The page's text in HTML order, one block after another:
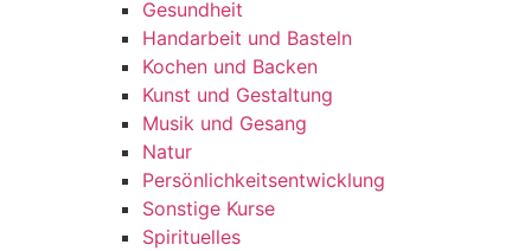
Gesundheit
Handarbeit und Basteln
Kochen und Backen
Kunst und Gestaltung
Musik und Gesang
Natur
Persönlichkeitsentwicklung
Sonstige Kurse
Spirituelles